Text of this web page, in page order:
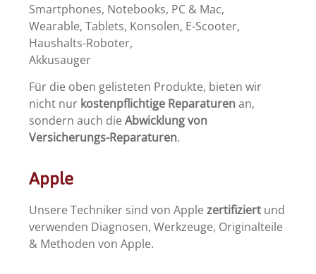
Smartphones, Notebooks, PC & Mac,
Wearable, Tablets, Konsolen, E-Scooter,
Haushalts-Roboter,
Akkusauger
Für die oben gelisteten Produkte, bieten wir
nicht nur kostenpflichtige Reparaturenan,
sondern auch dieAbwicklung von
Versicherungs-Reparaturen.
Apple
Unsere Techniker sind von Applezertifiziert und
verwenden Diagnosen, Werkzeuge, Originalteile
& Methoden von Apple.